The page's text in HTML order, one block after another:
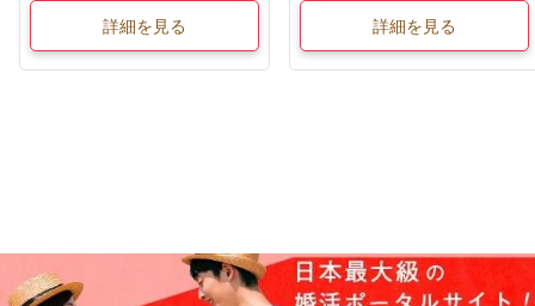
詳細を見る 詳細を見る